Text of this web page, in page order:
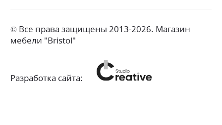
© Все права защищены 2013-2026. Магазин
мебели "Bristol"
Разработка сайта: